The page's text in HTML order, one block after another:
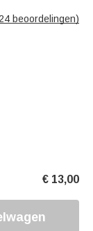
24 beoordelingen)
€ 13,00